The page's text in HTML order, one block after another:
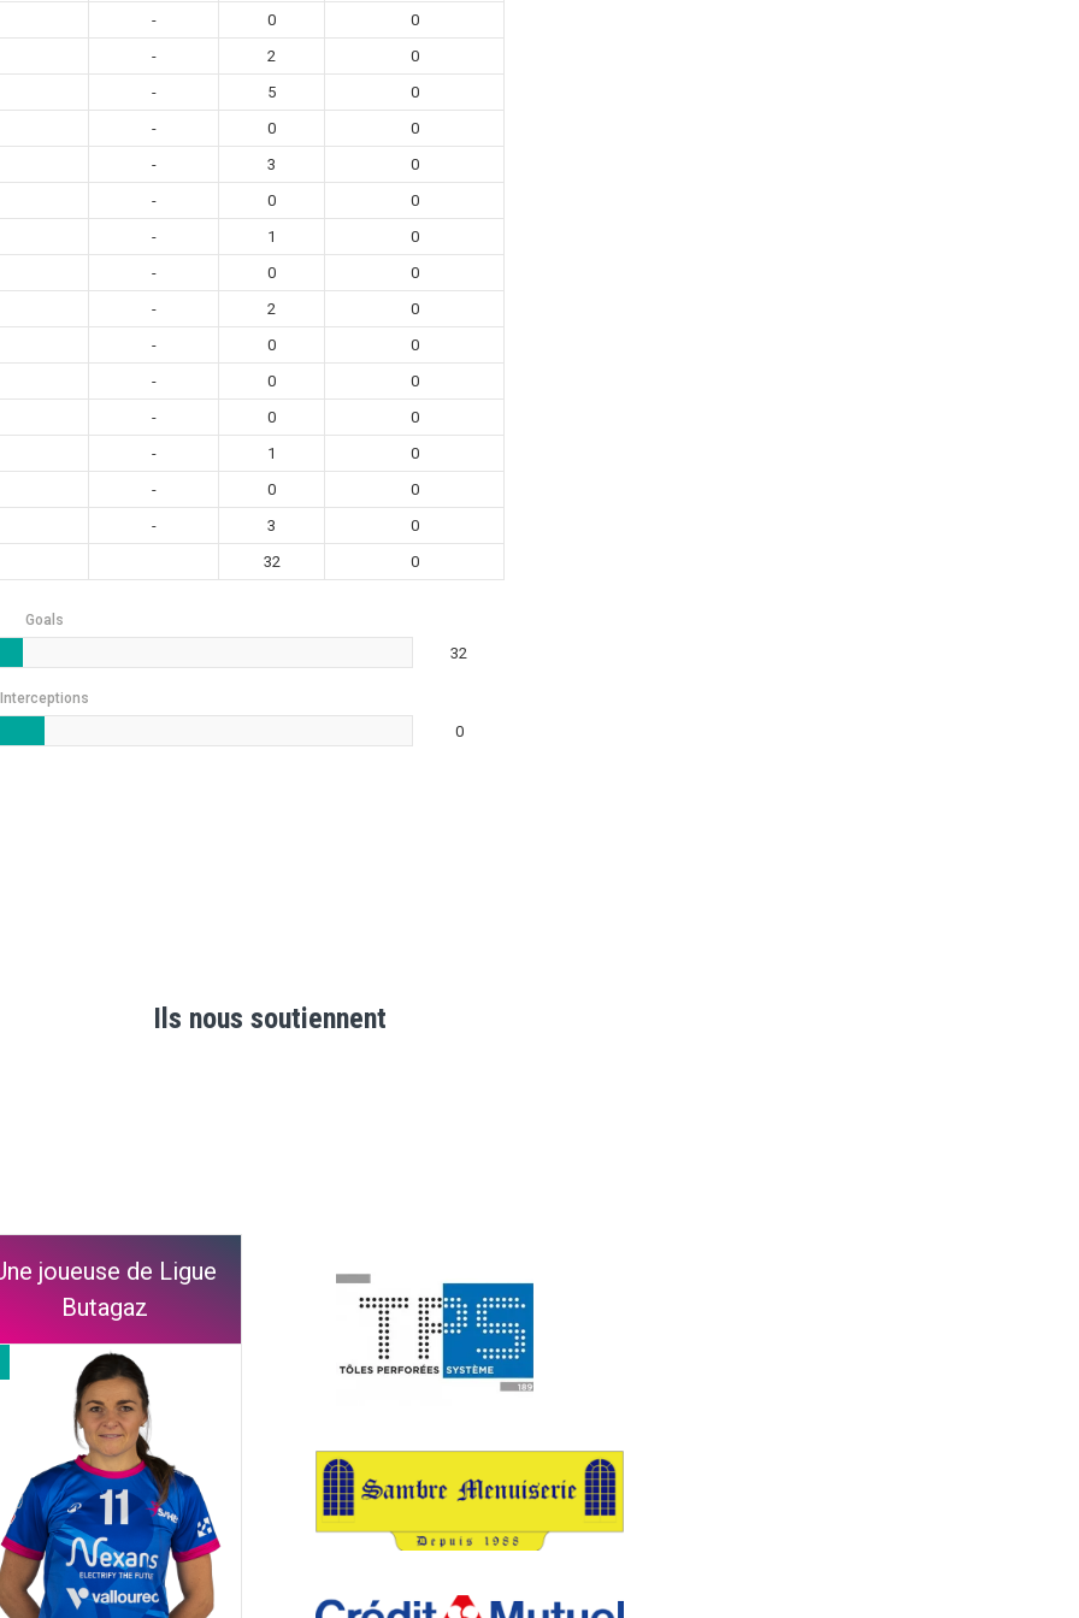
-
0
0
-
2
0
-
5
0
-
0
0
-
3
0
-
0
0
-
1
0
-
0
0
-
2
0
-
0
0
-
0
0
-
0
0
-
1
0
-
0
0
-
3
0
32
0
Goals
32
Interceptions
0
Ils nous soutiennent
joueuse de Ligue
Butagaz